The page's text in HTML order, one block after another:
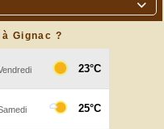

à Gignac ?